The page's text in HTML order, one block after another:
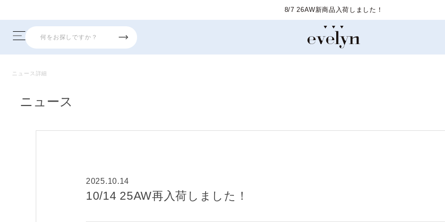
8/7 26AW新商品入荷しました！
ニュース詳細
ニュース
2025.10.14
10/14 25AW再入荷しました！